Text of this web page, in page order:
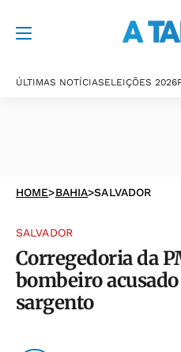
ÚLTIMAS NOTÍCIASELEIÇÕES 2026
HOME>BAHIA>SALVADOR
SALVADOR
Corregedoria da
bombeiro
sargento